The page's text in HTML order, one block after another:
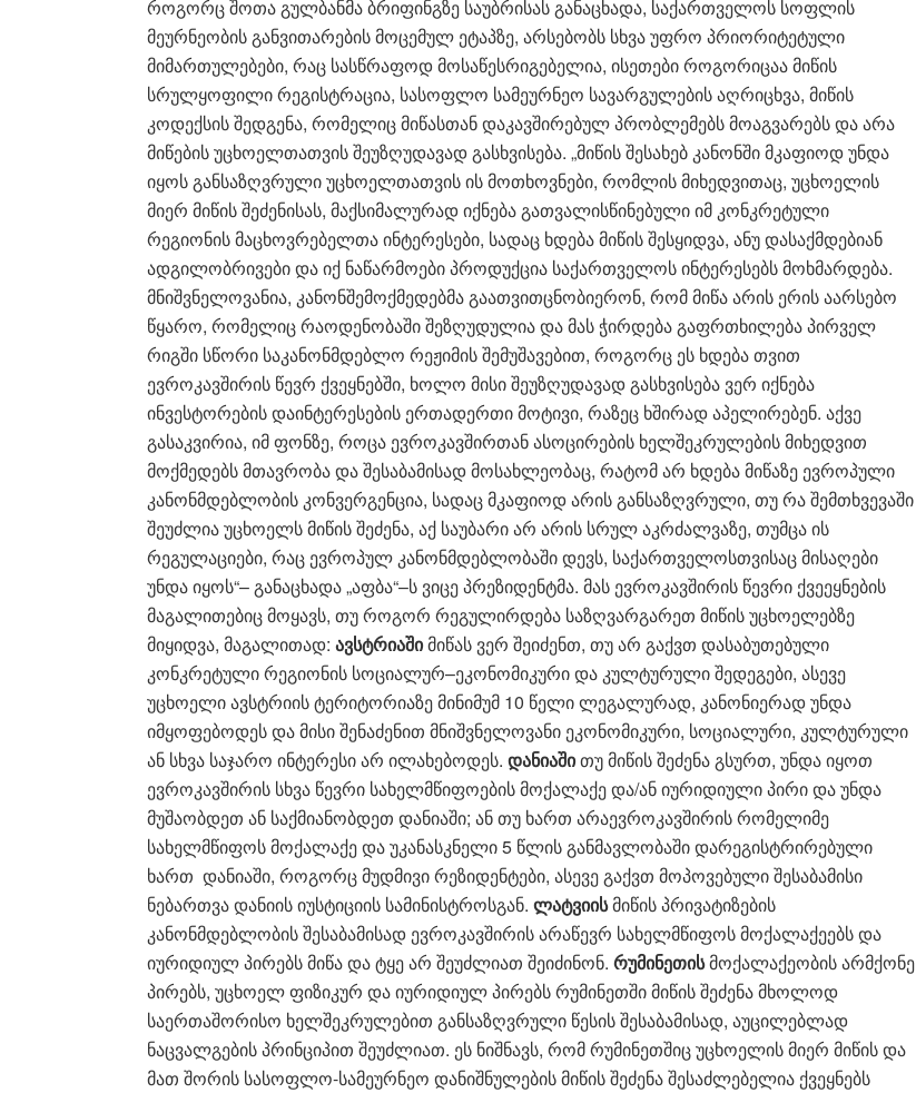
როგორც შოთა გულბანმა ბრიფინგზე საუბრისას განაცხადა, საქართველოს სოფლის
მეურნეობის განვითარების მოცემულ ეტაპზე, არსებობს სხვა უფრო პრიორიტეტული
მიმართულებები, რაც სასწრაფოდ მოსაწესრიგებელია, ისეთები როგორიცაა მიწის
სრულყოფილი რეგისტრაცია, სასოფლო სამეურნეო სავარგულების აღრიცხვა, მიწის
კოდექსის შედგენა, რომელიც მიწასთან დაკავშირებულ პრობლემებს მოაგვარებს და არა
მიწების უცხოელთათვის შეუზღუდავად გასხვისება. „მიწის შესახებ კანონში მკაფიოდ უნდა
იყოს განსაზღვრული უცხოელთათვის ის მოთხოვნები, რომლის მიხედვითაც, უცხოელის
მიერ მიწის შეძენისას, მაქსიმალურად იქნება გათვალისწინებული იმ კონკრეტული
რეგიონის მაცხოვრებელთა ინტერესები, სადაც ხდება მიწის შესყიდვა, ანუ დასაქმდებიან
ადგილობრივები და იქ ნაწარმოები პროდუქცია საქართველოს ინტერესებს მოხმარდება.
მნიშვნელოვანია, კანონშემოქმედებმა გაათვითცნობიერონ, რომ მიწა არის ერის აარსებო
წყარო, რომელიც რაოდენობაში შეზღუდულია და მას ჭირდება გაფრთხილება პირველ
რიგში სწორი საკანონმდებლო რეჟიმის შემუშავებით, როგორც ეს ხდება თვით
ევროკავშირის წევრ ქვეყნებში, ხოლო მისი შეუზღუდავად გასხვისება ვერ იქნება
ინვესტორების დაინტერესების ერთადერთი მოტივი, რაზეც ხშირად აპელირებენ. აქვე
გასაკვირია, იმ ფონზე, როცა ევროკავშირთან ასოცირების ხელშეკრულების მიხედვით
მოქმედებს მთავრობა და შესაბამისად მოსახლეობაც, რატომ არ ხდება მიწაზე ევროპული
კანონმდებლობის კონვერგენცია, სადაც მკაფიოდ არის განსაზღვრული, თუ რა შემთხვევაში
შეუძლია უცხოელს მიწის შეძენა, აქ საუბარი არ არის სრულ აკრძალვაზე, თუმცა ის
რეგულაციები, რაც ევროპულ კანონმდებლობაში დევს, საქართველოსთვისაც მისაღები
უნდა იყოს“– განაცხადა „აფბა“–ს ვიცე პრეზიდენტმა. მას ევროკავშირის წევრი ქვეეყნების
მაგალითებიც მოყავს, თუ როგორ რეგულირდება საზღვარგარეთ მიწის უცხოელებზე
მიყიდვა, მაგალითად: ავსტრიაშიმიწას ვერ შეიძენთ, თუ არ გაქვთ დასაბუთებული
კონკრეტული რეგიონის სოციალურ–ეკონომიკური და კულტურული შედეგები, ასევე
უცხოელი ავსტრიის ტერიტორიაზე მინიმუმ 10 წელი ლეგალურად, კანონიერად უნდა
იმყოფებოდეს და მისი შენაძენით მნიშვნელოვანი ეკონომიკური, სოციალური, კულტურული
ან სხვა საჯარო ინტერესი არ ილახებოდეს. დანიაშითუ მიწის შეძენა გსურთ, უნდა იყოთ
ევროკავშირის სხვა წევრი სახელმწიფოების მოქალაქე და/ან იურიდიული პირი და უნდა
მუშაობდეთ ან საქმიანობდეთ დანიაში; ან თუ ხართ არაევროკავშირის რომელიმე
სახელმწიფოს მოქალაქე და უკანასკნელი 5 წლის განმავლობაში დარეგისტრირებული
ხართ დანიაში, როგორც მუდმივი რეზიდენტები, ასევე გაქვთ მოპოვებული შესაბამისი
ნებართვა დანიის იუსტიციის სამინისტროსგან. ლატვიისმიწის პრივატიზების
კანონმდებლობის შესაბამისად ევროკავშირის არაწევრ სახელმწიფოს მოქალაქეებს და
იურიდიულ პირებს მიწა და ტყე არ შეუძლიათ შეიძინონ. რუმინეთისმოქალაქეობის არმქონე
პირებს, უცხოელ ფიზიკურ და იურიდიულ პირებს რუმინეთში მიწის შეძენა მხოლოდ
საერთაშორისო ხელშეკრულებით განსაზღვრული წესის შესაბამისად, აუცილებლად
ნაცვალგების პრინციპით შეუძლიათ. ეს ნიშნავს, რომ რუმინეთშიც უცხოელის მიერ მიწის და
მათ შორის სასოფლო-სამეურნეო დანიშნულების მიწის შეძენა შესაძლებელია ქვეყნებს